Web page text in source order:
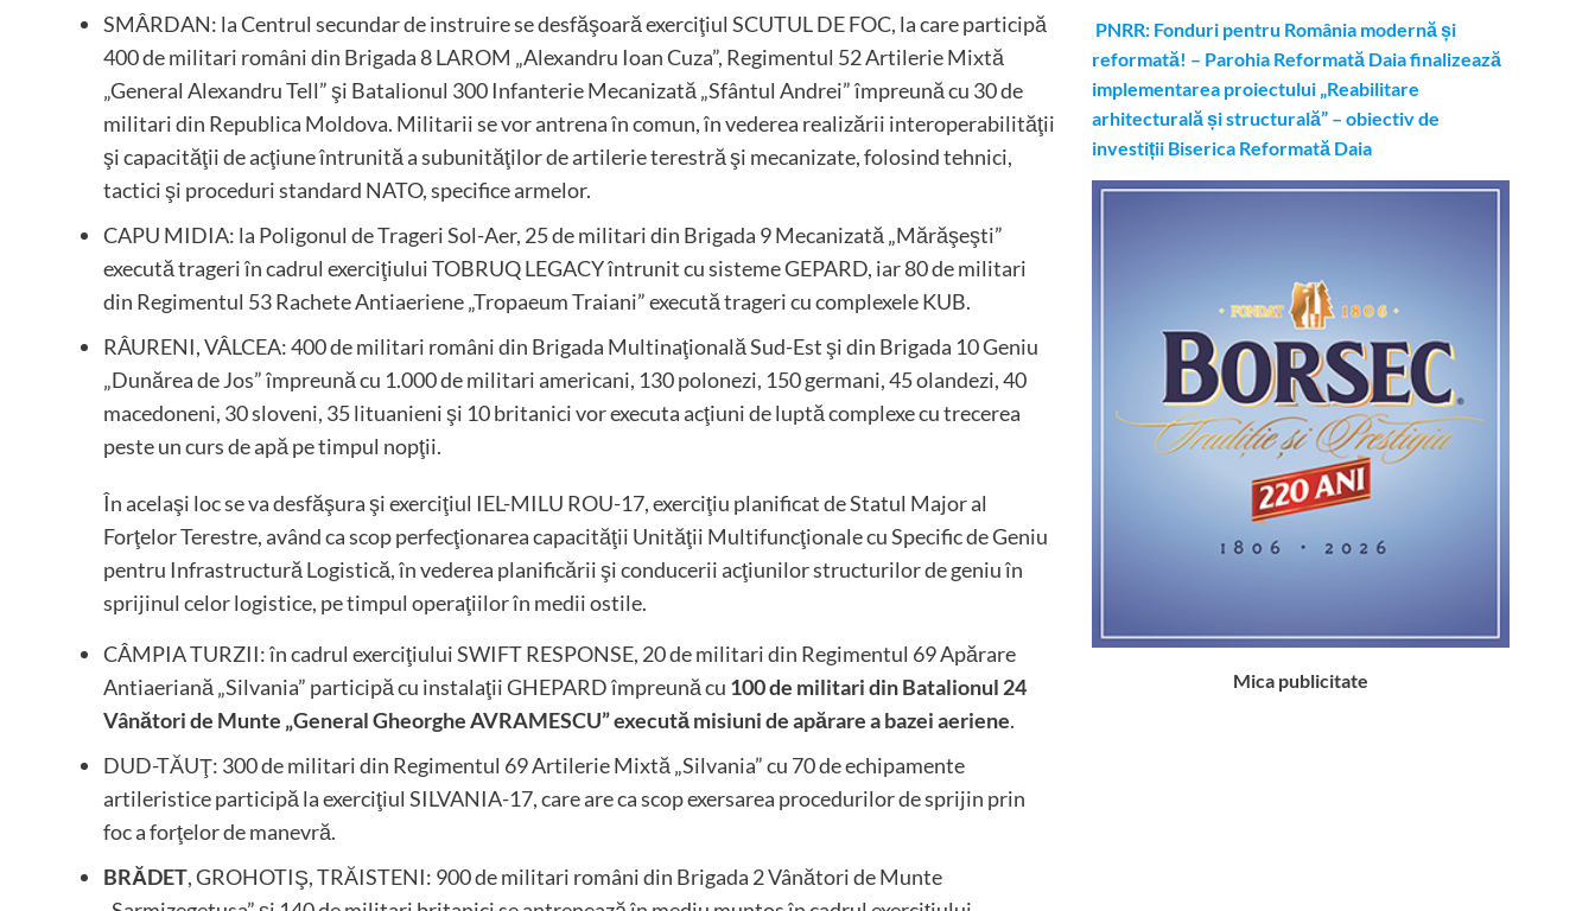
SMÂRDAN: la Centrul secundar de instruire se desfăşoară exerciţiul SCUTUL DE FOC, la care participă
400 de militari români din Brigada 8 LAROM „Alexandru Ioan Cuza”, Regimentul 52 Artilerie Mixtă
„General Alexandru Tell” şi Batalionul 300 Infanterie Mecanizată „Sfântul Andrei” împreună cu 30 de
militari din Republica Moldova. Militarii se vor antrena în comun, în vederea realizării interoperabilităţii
şi capacităţii de acţiune întrunită a subunităţilor de artilerie terestră şi mecanizate, folosind tehnici,
tactici şi proceduri standard NATO, specifice armelor.
CAPU MIDIA: la Poligonul de Trageri Sol-Aer, 25 de militari din Brigada 9 Mecanizată „Mărăşeşti”
execută trageri în cadrul exerciţiului TOBRUQ LEGACY întrunit cu sisteme GEPARD, iar 80 de militari
din Regimentul 53 Rachete Antiaeriene „Tropaeum Traiani” execută trageri cu complexele KUB.
RÂURENI, VÂLCEA: 400 de militari români din Brigada Multinaţională Sud-Est şi din Brigada 10 Geniu
„Dunărea de Jos” împreună cu 1.000 de militari americani, 130 polonezi, 150 germani, 45 olandezi, 40
macedoneni, 30 sloveni, 35 lituanieni şi 10 britanici vor executa acţiuni de luptă complexe cu trecerea
peste un curs de apă pe timpul nopţii.
În acelaşi loc se va desfăşura şi exerciţiul IEL-MILU ROU-17, exerciţiu planificat de Statul Major al
Forţelor Terestre, având ca scop perfecţionarea capacităţii Unităţii Multifuncţionale cu Specific de Geniu
pentru Infrastructură Logistică, în vederea planificării şi conducerii acţiunilor structurilor de geniu în
sprijinul celor logistice, pe timpul operaţiilor în medii ostile.
CÂMPIA TURZII: în cadrul exerciţiului SWIFT RESPONSE, 20 de militari din Regimentul 69 Apărare
Antiaeriană „Silvania” participă cu instalaţii GHEPARD împreună cu 100 de militari din Batalionul 24
Vânători de Munte „General Gheorghe AVRAMESCU” execută misiuni de apărare a bazei aeriene.
DUD-TĂUŢ: 300 de militari din Regimentul 69 Artilerie Mixtă „Silvania” cu 70 de echipamente
artileristice participă la exerciţiul SILVANIA-17, care are ca scop exersarea procedurilor de sprijin prin
foc a forţelor de manevră.
BRĂDET, GROHOTIŞ, TRĂISTENI: 900 de militari români din Brigada 2 Vânători de Munte
PNRR: Fonduri pentru România modernă și
reformată! – Parohia Reformată Daia finalizează
implementarea proiectului „Reabilitare
arhitecturală și structurală” – obiectiv de
investiții Biserica Reformată Daia
Mica publicitate